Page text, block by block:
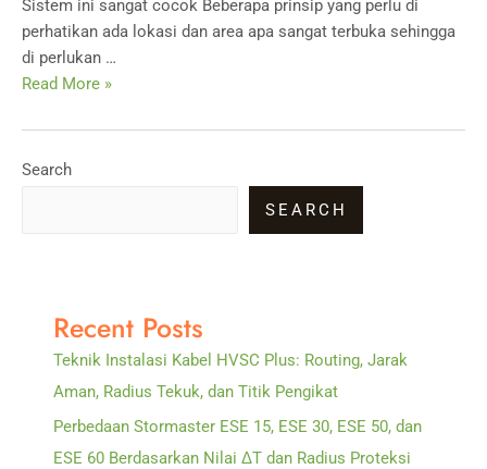
Sistem ini sangat cocok Beberapa prinsip yang perlu di
perhatikan ada lokasi dan area apa sangat terbuka sehingga
di perlukan …
Cara
penangkal
petir
Read More »
Search
SEARCH
Recent Posts
Teknik Instalasi Kabel HVSC Plus: Routing, Jarak
Aman, Radius Tekuk, dan Titik Pengikat
Perbedaan Stormaster ESE 15, ESE 30, ESE 50, dan
ESE 60 Berdasarkan Nilai ΔT dan Radius Proteksi